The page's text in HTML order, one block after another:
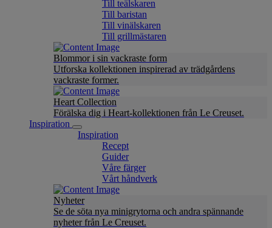
Till teälskaren
Till baristan
Till vinälskaren
Till grillmästaren
Blommor i sin vackraste form
Utforska kollektionen inspirerad av trädgårdens
vackraste former.
Heart Collection
Förälska dig i Heart-kollektionen från Le Creuset.
Inspiration
Inspiration
Recept
Guider
Våre färger
Vårt håndverk
Nyheter
Se de söta nya minigrytorna och andra spännande
nyheter från Le Creuset.